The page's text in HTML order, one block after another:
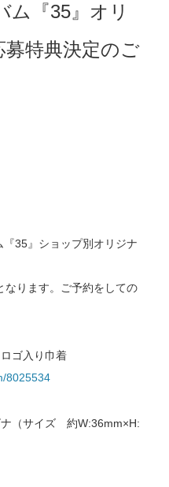
ム『35』オリ
募特典決定のご
35』ショップ別オリジナ
なります。ご予約をしての
ゴ入り巾着
8025534
ナ（サイズ 約W:36mm×H: